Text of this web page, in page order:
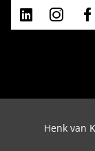
Henk van